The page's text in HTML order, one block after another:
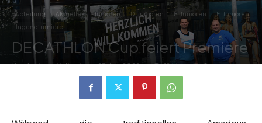
Abteilung Aktuelles Junioren D-Junioren E-Junioren
F-Junioren
Jugendturniere
DECATHLON Cup feiert Premiere
Von Andreas Heilmaier - 23. Juni 2022 1266 0